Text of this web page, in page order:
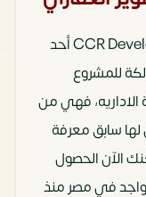
سي سي أر للتطوير العقاري CCR Developments أحد
للمشروع
الاداريه، فهي من
سابق معرفة
الآن الحصول
في مصر منذ